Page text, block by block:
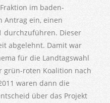
im baden-
Antrag ein, einen
durchzuführen. Dieser
abgelehnt. Damit war
für die Landtagswahl
grün-roten Koalition nach
waren dann die
über das Projekt